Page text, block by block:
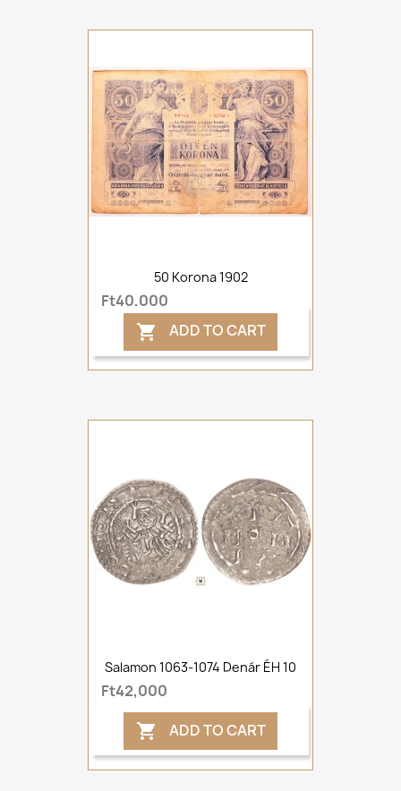
50 Korona 1902
Ft40,000
 ADD TO CART
Salamon 1063-1074 Denár ÉH 10
Ft42,000
 ADD TO CART